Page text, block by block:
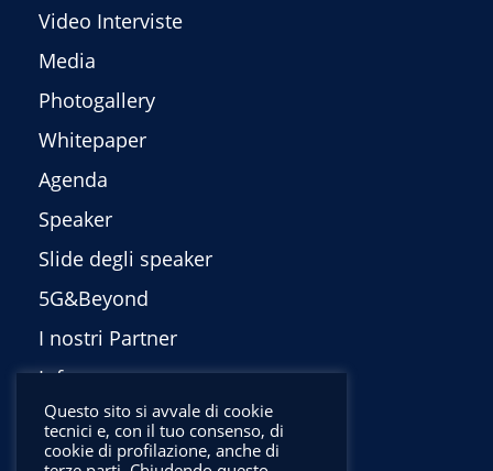
Video Interviste
Media
Photogallery
Whitepaper
Agenda
Speaker
Slide degli speaker
5G&Beyond
I nostri Partner
Info
Privacy Policy
English
Questo sito si avvale di cookie
tecnici e, con il tuo consenso, di
cookie di profilazione, anche di